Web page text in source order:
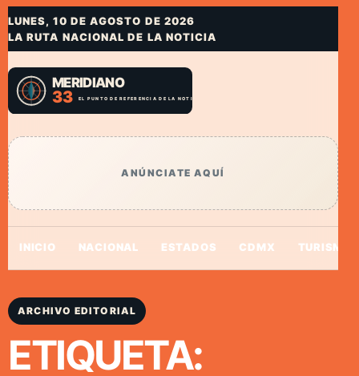
LUNES, 10 DE AGOSTO DE 2026
LA RUTA NACIONAL DE LA NOTICIA
ANÚNCIATE AQUÍ
INICIO NACIONAL ESTADOS CDMX TURISMO
ARCHIVO EDITORIAL
ETIQUETA: